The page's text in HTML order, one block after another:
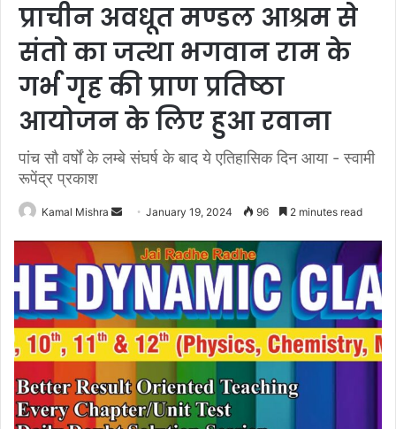
प्राचीन अवधूत मण्डल आश्रम से
संतो का जत्था भगवान राम के
गर्भ गृह की प्राण प्रतिष्ठा
आयोजन के लिए हुआ रवाना
पांच सौ वर्षों के लम्बे संघर्ष के बाद ये एतिहासिक दिन आया - स्वामी
रूपेंद्र प्रकाश
Kamal Mishra
Send
email
January 19, 2024 96 2 minutes read